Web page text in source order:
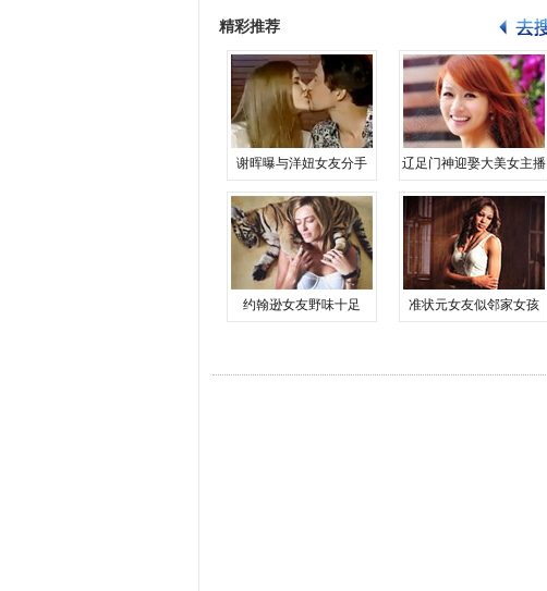
精彩推荐
谢晖曝与洋妞女友分手 辽足门神迎娶大美女主播
约翰逊女友野味十足 准状元女友似邻家女孩